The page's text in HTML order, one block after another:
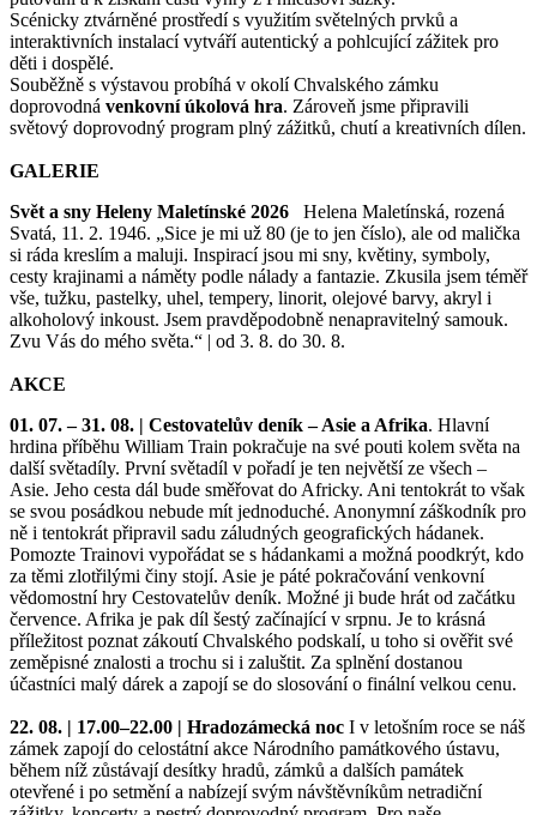
Scénicky ztvárněné prostředí s využitím světelných prvků a
interaktivních instalací vytváří autentický a pohlcující zážitek pro
děti i dospělé.
Souběžně s výstavou probíhá v okolí Chvalského zámku
doprovodná venkovní úkolová hra. Zároveň jsme připravili
světový doprovodný program plný zážitků, chutí a kreativních dílen.
GALERIE
Svět a sny Heleny Maletínské 2026 Helena Maletínská, rozená
Svatá, 11. 2. 1946. „Sice je mi už 80 (je to jen číslo), ale od malička
si ráda kreslím a maluji. Inspirací jsou mi sny, květiny, symboly,
cesty krajinami a náměty podle nálady a fantazie. Zkusila jsem téměř
vše, tužku, pastelky, uhel, tempery, linorit, olejové barvy, akryl i
alkoholový inkoust. Jsem pravděpodobně nenapravitelný samouk.
Zvu Vás do mého světa.“ | od 3. 8. do 30. 8.
AKCE
01. 07. – 31. 08. | Cestovatelův deník – Asie a Afrika. Hlavní
hrdina příběhu William Train pokračuje na své pouti kolem světa na
další světadíly. První světadíl v pořadí je ten největší ze všech –
Asie. Jeho cesta dál bude směřovat do Africky. Ani tentokrát to však
se svou posádkou nebude mít jednoduché. Anonymní záškodník pro
ně i tentokrát připravil sadu záludných geografických hádanek.
Pomozte Trainovi vypořádat se s hádankami a možná poodkrýt, kdo
za těmi zlotřilými činy stojí. Asie je páté pokračování venkovní
vědomostní hry Cestovatelův deník. Možné ji bude hrát od začátku
července. Afrika je pak díl šestý začínající v srpnu. Je to krásná
příležitost poznat zákoutí Chvalského podskalí, u toho si ověřit své
zeměpisné znalosti a trochu si i zaluštit. Za splnění dostanou
účastníci malý dárek a zapojí se do slosování o finální velkou cenu.
22. 08. | 17.00–22.00 | Hradozámecká noc I v letošním roce se náš
zámek zapojí do celostátní akce Národního památkového ústavu,
během níž zůstávají desítky hradů, zámků a dalších památek
otevřené i po setmění a nabízejí svým návštěvníkům netradiční